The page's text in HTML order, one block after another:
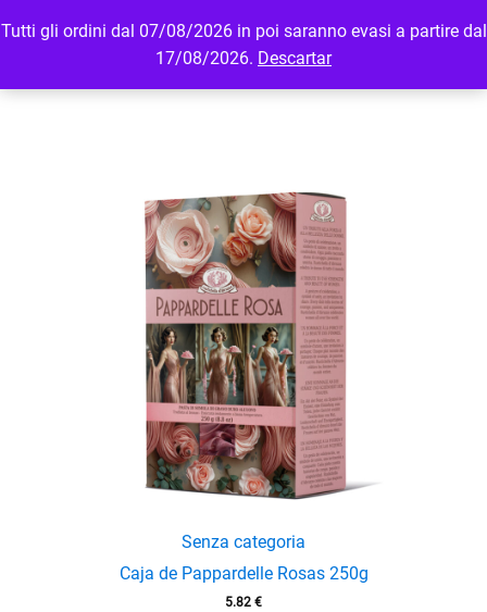
Tutti gli ordini dal 07/08/2026 in poi saranno evasi a partire dal
17/08/2026. Descartar
MENU LOGIN
Senza categoria
Caja de Pappardelle Rosas 250g
5.82 €